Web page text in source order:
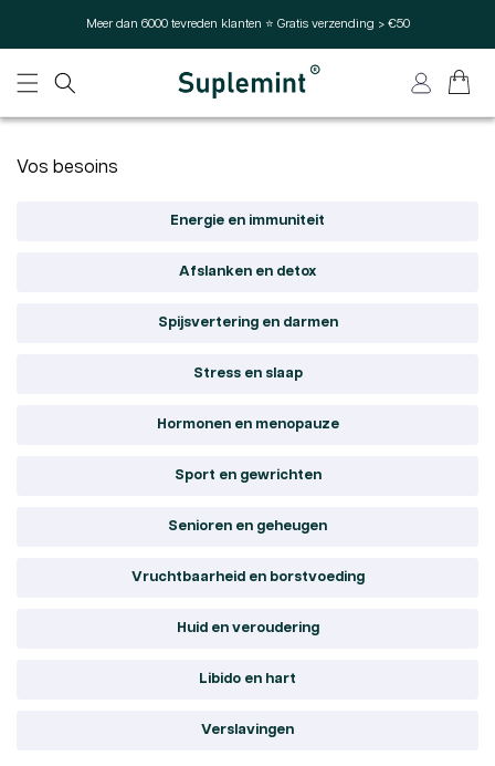
Overslaan en naar de inhoud
Meer dan 6000 tevreden klanten ⭐ Gratis verzending > €50
Vos besoins
Energie en immuniteit
Afslanken en detox
Spijsvertering en darmen
Stress en slaap
Hormonen en menopauze
Sport en gewrichten
Senioren en geheugen
Vruchtbaarheid en borstvoeding
Huid en veroudering
Libido en hart
Verslavingen